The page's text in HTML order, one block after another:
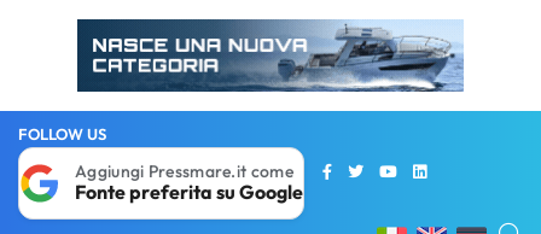
FOLLOW US
Aggiungi Pressmare.it come
Fonte preferita su Google